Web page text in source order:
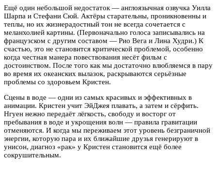
Ещё один небольшой недостаток — англоязычная озвучка Уилла
Шарпа и Стефани Сюй. Актёры старательны, проникновенны и
теплы, но их жизнерадостный тон не всегда сочетается с
меланхолией картины. (Первоначально голоса записывались на
французском с другим составом — Рио Вега и Лина Худри.) К
счастью, это не становится критической проблемой, особенно
когда честная манера повествования несёт фильм с
достоинством. После того как мы достаточно влюбляемся в пару
во время их океанских вылазок, раскрываются серьёзные
проблемы со здоровьем Кристен.
Сцены в воде — одни из самых красивых и эффективных в
анимации. Кристен учит ЭйДжея плавать, а затем и сёрфить.
Нгуен нежно передаёт лёгкость, свободу и восторг от
пребывания в воде и укрощения волн — правила гравитации
отменяются. И когда мы переживаем этот уровень безграничной
энергии, которую пара и их ближайшие друзья генерируют в
унисон, диагноз «рак» у Кристен становится ещё более
сокрушительным.